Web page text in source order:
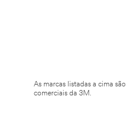
As marcas listadas a cima
comerciais da 3M.